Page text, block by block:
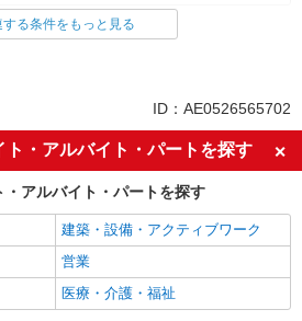
の求人を探す
未経験歓迎
友達と応募OK
主婦・主夫歓迎
禁煙・分煙
エルダー（50代～）活躍中
する条件をもっと見る
ID：AE0526565702
ト・アルバイト・パートを探す
アルバイト・パートを探す
建築・設備・アクティブワーク
営業
医療・介護・福祉